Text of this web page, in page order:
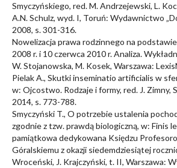
Smyczyńskiego, red. M. Andrzejewski, L.
A.N. Schulz, wyd. I, Toruń: Wydawnictwo
2008, s. 301-316.
Nowelizacja prawa rodzinnego na
2008 r. i 10 czerwca 2010 r. Analiza.
W. Stojanowska, M. Kosek, Warszawa:
Pielak A., Skutki inseminatio artificialis w
w: Ojcostwo. Rodzaje i formy, red. J. Zimny,
2014, s. 773-788.
Smyczyński T., O potrzebie ustalenia
zgodnie z tzw. prawdą biologiczną, w: Finis
pamiątkowa dedykowana Księdzu
Góralskiemu z okazji siedemdziesiątej
Wroceński, J. Krajczyński, t. II, Warszawa: